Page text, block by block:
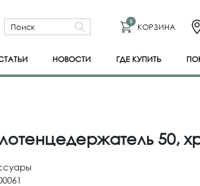
0
КОРЗИНА
НОВОСТИ ГДЕ КУПИТЬ
50,